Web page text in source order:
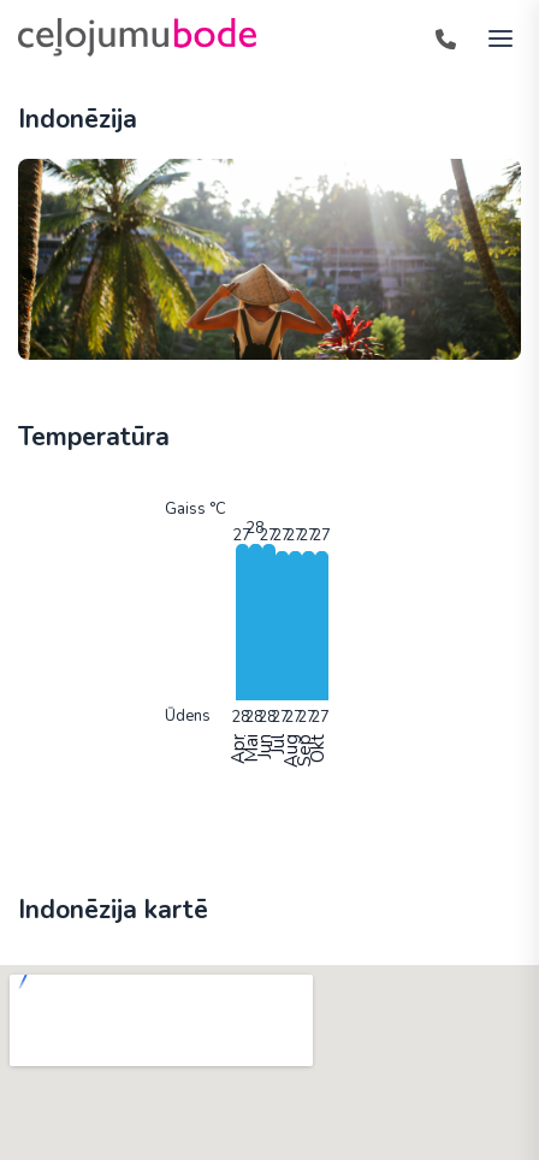
Indonēzija
Temperatūra
Gaiss °C
Ūdens
AprMaiJunJūlAugSepOkt
Indonēzija kartē